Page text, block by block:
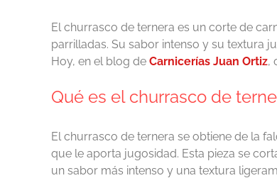
El churrasco de ternera es un corte de
parrilladas. Su sabor intenso y su textura
Hoy, en el blog de Carnicerías Juan Ortiz,
Qué es el churrasco de
El churrasco de ternera se obtiene de la
que le aporta jugosidad. Esta pieza se
un sabor más intenso y una textura